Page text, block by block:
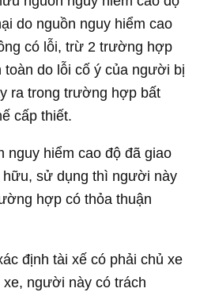
do nguồn nguy hiểm cao
có lỗi, trừ 2 trường hợp
toàn do lỗi cố ý của người bị
ra trong trường hợp bất
cấp thiết.
nguy hiểm cao độ đã giao
sử dụng thì người này
hợp có thỏa thuận
định tài xế có phải chủ xe
người này có trách